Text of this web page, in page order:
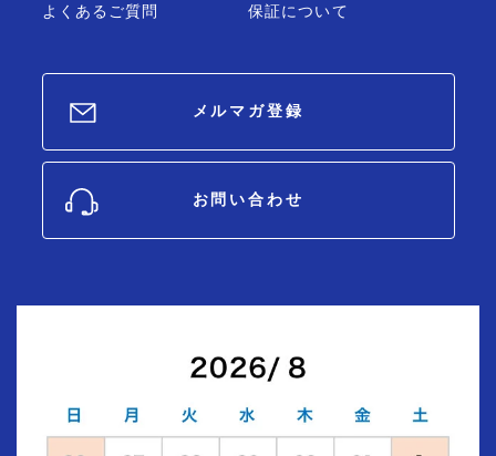
よくあるご質問
保証について
メルマガ登録
お問い合わせ